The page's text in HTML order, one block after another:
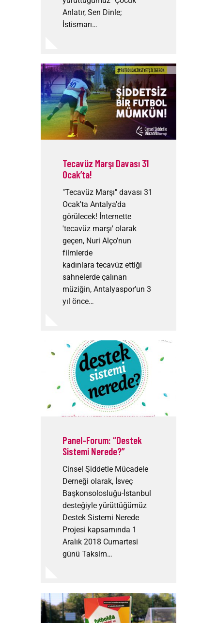
Anlatır, Sen Dinle;
İstismarı…
Tecavüz Marşı Davası 31
Ocak’ta!
"Tecavüz Marşı" davası 31
Ocak'ta Antalya'da
görülecek! İnternette
'tecavüz marşı' olarak
geçen, Nuri Alço’nun
filmlerde
kadınlara tecavüz ettiği
sahnelerde çalınan
müziğin, Antalyaspor’un 3
yıl önce…
Panel-Forum: “Destek
Sistemi Nerede?”
Cinsel Şiddetle Mücadele
Derneği olarak, İsveç
Başkonsolosluğu-İstanbul
desteğiyle yürüttüğümüz
Destek Sistemi Nerede
Projesi kapsamında 1
Aralık 2018 Cumartesi
günü Taksim…